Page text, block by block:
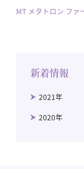
MT メタトロン ファ
新着情報
2021年
2020年